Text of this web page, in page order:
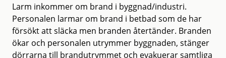
Larm inkommer om brand i byggnad/industri.
Personalen larmar om brand i betbad som de har
försökt att släcka men branden återtänder. Branden
ökar och personalen utrymmer byggnaden, stänger
dörrarna till brandutrymmet och evakuerar samtliga